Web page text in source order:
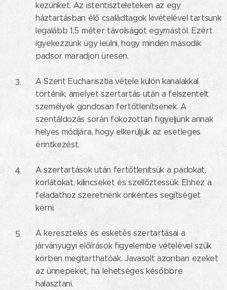
kezünket. Az istentiszteleteken az egy
háztartásban élő családtagok kivételével tartsunk
legalább 1,5 méter távolságot egymástól. Ezért
igyekezzünk úgy leülni, hogy minden második
padsor maradjon üresen.
A Szent Eucharisztia vétele külön kanalakkal
történik, amelyet szertartás után a felszentelt
személyek gondosan fertőtlenítsenek. A
szentáldozás során fokozottan figyeljünk annak
helyes módjára, hogy elkerüljük az esetleges
érintkezést.
A szertartások után fertőtlenítsük a padokat,
korlátokat, kilincseket és szellőztessük. Ehhez a
feladathoz szeretnénk önkéntes segítséget
kérni.
A keresztelés és esketés szertartásai a
járványügyi előírások figyelembe vételével szűk
körben megtarthatóak. Javasolt azonban ezeket
az ünnepeket, ha lehetséges későbbre
halasztani.